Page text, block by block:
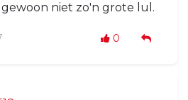
gewoon niet zo'n grote lul.
0